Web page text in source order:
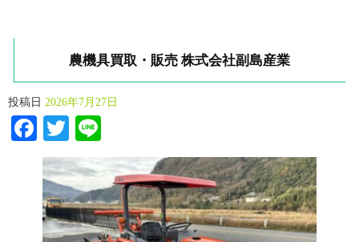
農機具買取・販売 株式会社副島産業
投稿日 2026年7月27日
Facebook
Twitter